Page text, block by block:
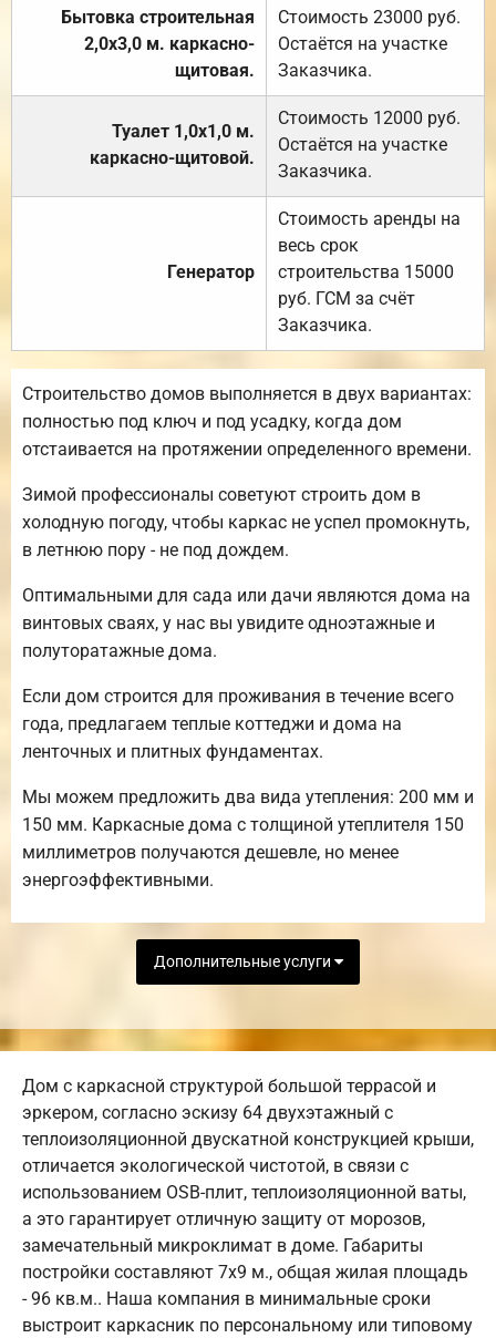
Бытовка строительная
2,0х3,0 м. каркасно-
щитовая.
Стоимость 23000 руб.
Остаётся на участке
Заказчика.
Туалет 1,0х1,0 м.
каркасно-щитовой.
Стоимость 12000 руб.
Остаётся на участке
Заказчика.
Генератор
Стоимость аренды на
весь срок
строительства 15000
руб. ГСМ за счёт
Заказчика.
Строительство домов выполняется в двух вариантах:
полностью под ключ и под усадку, когда дом
отстаивается на протяжении определенного времени.
Зимой профессионалы советуют строить дом в
холодную погоду, чтобы каркас не успел промокнуть,
в летнюю пору - не под дождем.
Оптимальными для сада или дачи являются дома на
винтовых сваях, у нас вы увидите одноэтажные и
полуторатажные дома.
Если дом строится для проживания в течение всего
года, предлагаем теплые коттеджи и дома на
ленточных и плитных фундаментах.
Мы можем предложить два вида утепления: 200 мм и
150 мм. Каркасные дома с толщиной утеплителя 150
миллиметров получаются дешевле, но менее
энергоэффективными.
Дополнительные услуги
Дом с каркасной структурой большой террасой и
эркером, согласно эскизу 64 двухэтажный с
теплоизоляционной двускатной конструкцией крыши,
отличается экологической чистотой, в связи с
использованием OSB-плит, теплоизоляционной ваты,
а это гарантирует отличную защиту от морозов,
замечательный микроклимат в доме. Габариты
постройки составляют 7х9 м., общая жилая площадь
- 96 кв.м.. Наша компания в минимальные сроки
выстроит каркасник по персональному или типовому